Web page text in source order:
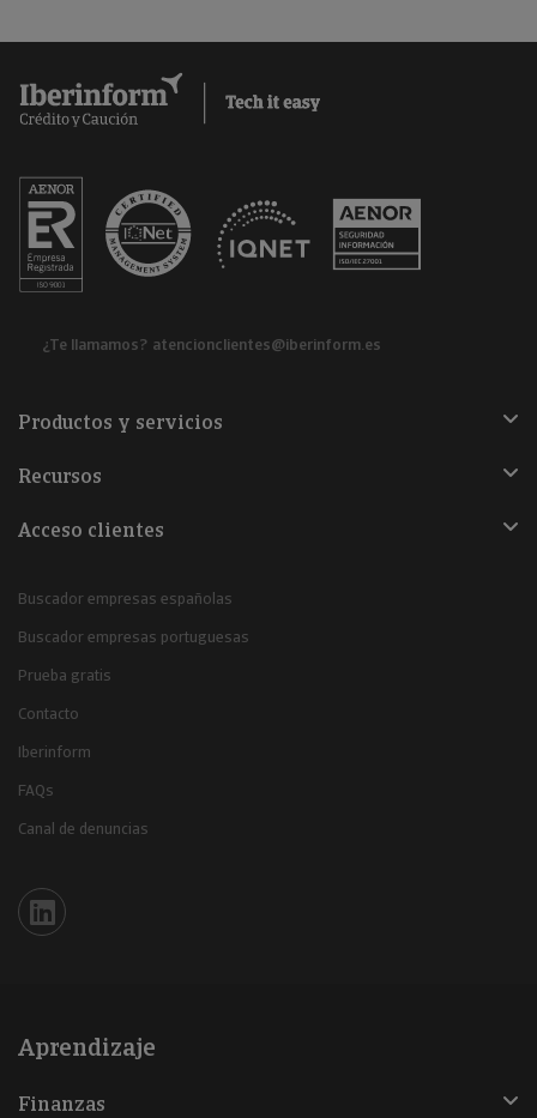
¿Te llamamos? atencionclientes@iberinform.es
Productos y servicios
Recursos
Acceso clientes
Buscador empresas españolas
Buscador empresas portuguesas
Prueba gratis
Contacto
Iberinform
FAQs
Canal de denuncias
Iberinform en Linkedin
Aprendizaje
Finanzas